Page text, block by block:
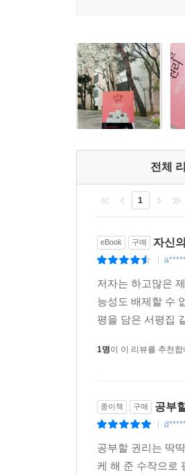
전체
1
eBook 구매 자신
저자는 하고많은
능성도 배제할 수
평을 담은 서평집
1명이 이 리뷰를 추천합
종이책 구매 공부
공부할 권리는 딱
케 해 준 수작으로